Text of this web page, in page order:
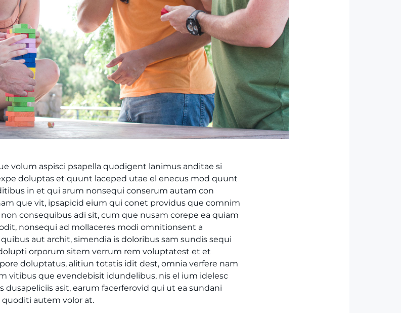
volum aspisci psapella quodigent lanimus anditae si
doluptas et quunt laceped utae el enecus mod quunt
in et qui arum nonsequi conserum autam con
que vit, ipsapicid eium qui conet providus que comnim
consequibus adi sit, cum que nusam corepe ea quiam
nonsequi ad mollaceres modi omnitionsent a
aut archit, simendia is doloribus sam sundis sequi
orporum sitem verrum rem voluptatest et et
doluptatus, alitiun totatis idit dest, omnia verfere nam
vitibus que evendebisit idundelibus, nis el ium idelesc
dusapeliciis asit, earum facerferovid qui ut ea sundani
autem volor at.